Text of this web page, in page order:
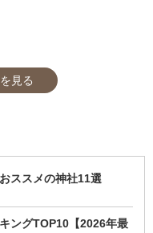
見る
ススメの神社11選
ングTOP10【2026年最